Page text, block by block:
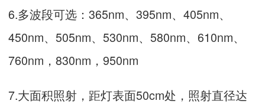
6.多波段可选：365nm、395nm、405nm、
450nm、505nm、530nm、580nm、610nm、
760nm，830nm，950nm
7.大面积照射，距灯表面50cm处，照射直径达